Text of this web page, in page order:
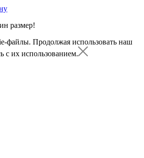
размер!
файлы. Продолжая использовать наш
с их использованием.